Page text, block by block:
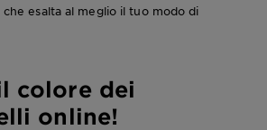
esalta al meglio il tuo modo di
colore dei
online!